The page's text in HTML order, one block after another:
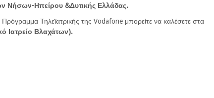
Νήσων-Ηπείρου &Δυτικής Ελλάδας.
Τηλεϊατρικής της Vodafone μπορείτε να καλέσετε στα
Ιατρείο Βλαχάτων).